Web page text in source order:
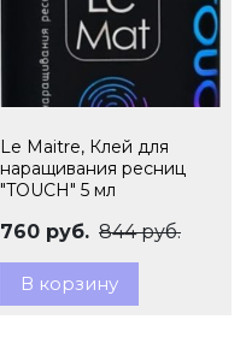
Le Maitre, Клей для
наращивания ресниц
"TOUCH" 5 мл
760 руб. 844 руб.
В корзину